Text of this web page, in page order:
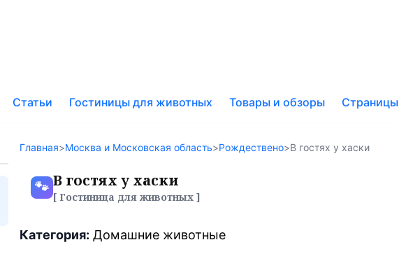
Статьи Гостиницы для животных Товары и обзоры Страницы
Главная>Москва и Московская область>Рождествено>В гостях у хаски
🐾 В гостях у хаски
[ Гостиница для животных ]
Категория: Домашние животные